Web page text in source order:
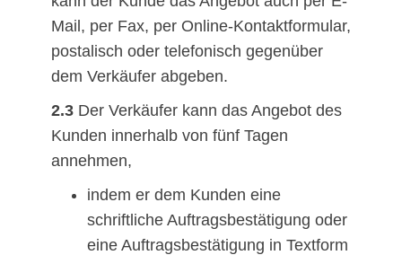
Mail, per Fax, per Online-Kontaktformular,
postalisch oder telefonisch gegenüber
dem Verkäufer abgeben.
2.3Der Verkäufer kann das Angebot des
Kunden innerhalb von fünf Tagen
annehmen,
indem er dem Kunden eine
schriftliche Auftragsbestätigung oder
eine Auftragsbestätigung in Textform